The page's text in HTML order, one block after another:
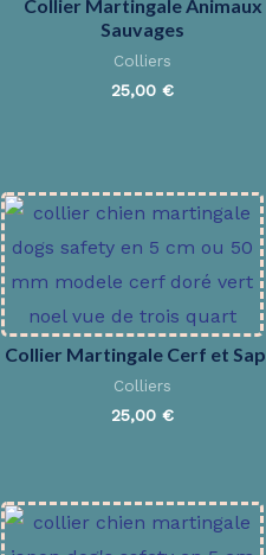
Collier Martingale Animaux
Sauvages
Colliers
25,00€
Collier Martingale Cerf et
Colliers
25,00€